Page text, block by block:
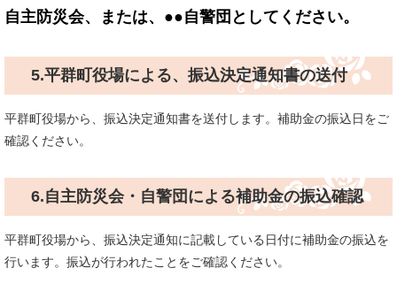
自主防災会、または、●●自警団としてください。
5.平群町役場による、振込決定通知書の送付
平群町役場から、振込決定通知書を送付します。補助金の振込日をご
確認ください。
6.自主防災会・自警団による補助金の振込確認
平群町役場から、振込決定通知に記載している日付に補助金の振込を
行います。振込が行われたことをご確認ください。